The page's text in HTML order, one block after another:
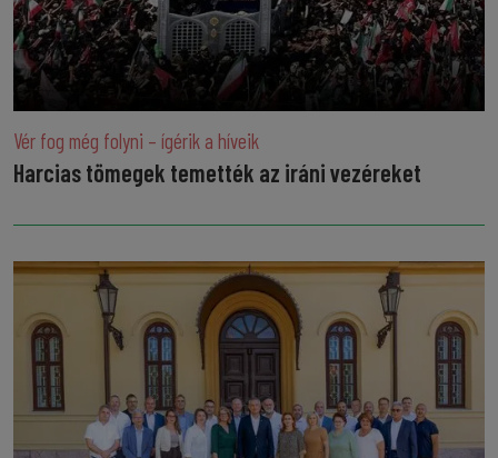
Vér fog még folyni – ígérik a híveik
Harcias tömegek temették az iráni vezéreket